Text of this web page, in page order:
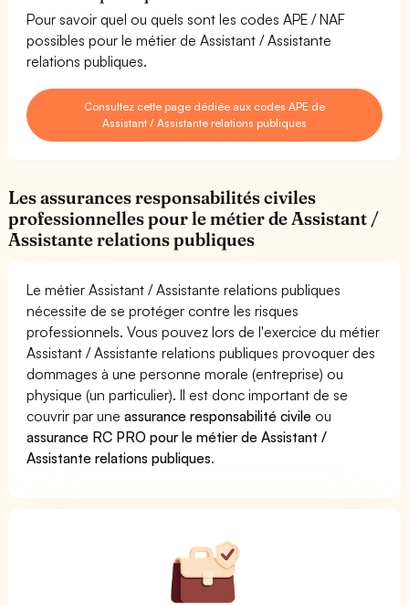
Pour savoir quel ou quels sont les codes APE / NAF
possibles pour le métier de Assistant / Assistante
relations publiques.
Consultez cette page dédiée aux codes APE de
Assistant / Assistante relations publiques
Les assurances responsabilités civiles
professionnelles pour le métier de Assistant /
Assistante relations publiques
Le métier Assistant / Assistante relations publiques
nécessite de se protéger contre les risques
professionnels. Vous pouvez lors de l'exercice du métier
Assistant / Assistante relations publiques provoquer des
dommages à une personne morale (entreprise) ou
physique (un particulier). Il est donc important de se
couvrir par uneassurance responsabilité civile ou
assurance RC PRO pour le métier de Assistant /
Assistante relations publiques.